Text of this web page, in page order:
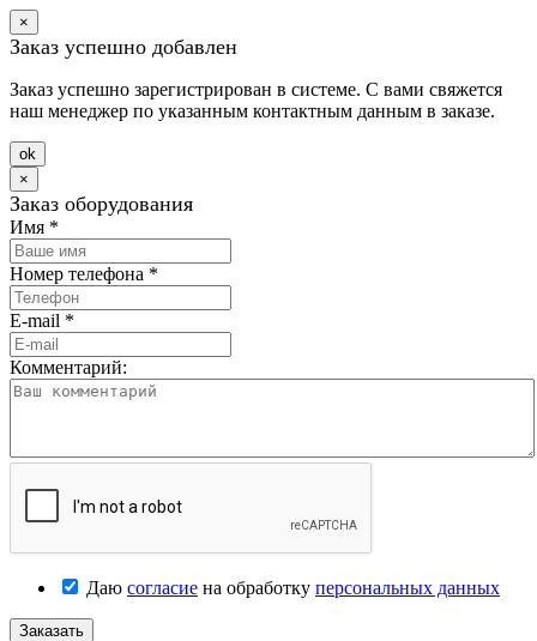
×
Заказ успешно добавлен
Заказ успешно зарегистрирован в системе. С вами свяжется
наш менеджер по указанным контактным данным в заказе.
оk
×
Заказ оборудования
Имя *
Номер телефона *
E-mail *
Комментарий:
Даю согласие на обработку персональных данных
Заказать